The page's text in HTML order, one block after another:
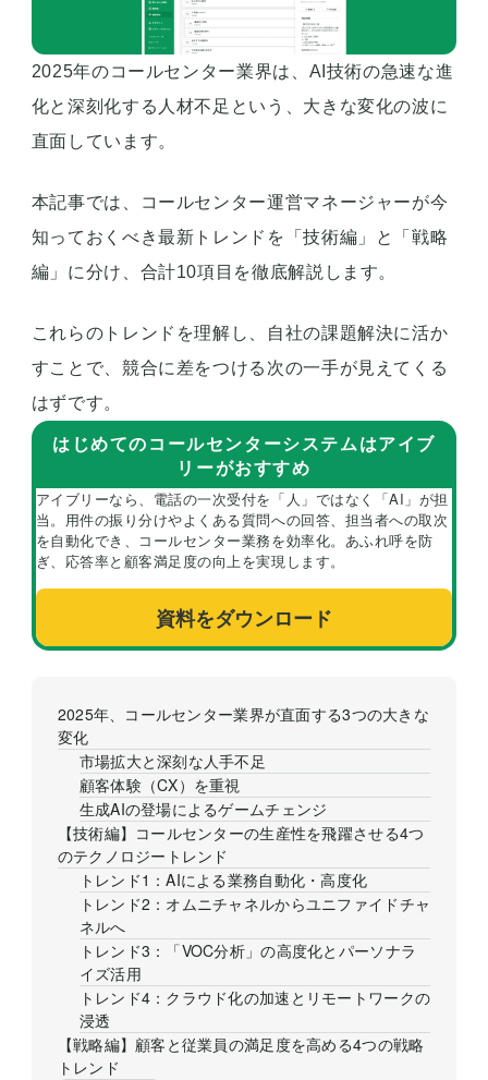
2025年のコールセンター業界は、AI技術の急速な進
化と深刻化する人材不足という、大きな変化の波に
直面しています。
本記事では、コールセンター運営マネージャーが今
知っておくべき最新トレンドを「技術編」と「戦略
編」に分け、合計10項目を徹底解説します。
これらのトレンドを理解し、自社の課題解決に活か
すことで、競合に差をつける次の一手が見えてくる
はずです。
はじめてのコールセンターシステムはアイブ
リーがおすすめ
アイブリーなら、電話の一次受付を「人」ではなく「AI」が担
当。用件の振り分けやよくある質問への回答、担当者への取次
を自動化でき、コールセンター業務を効率化。あふれ呼を防
ぎ、応答率と顧客満足度の向上を実現します。
資料をダウンロード
2025年、コールセンター業界が直面する3つの大きな
変化
市場拡大と深刻な人手不足
顧客体験（CX）を重視
生成AIの登場によるゲームチェンジ
【技術編】コールセンターの生産性を飛躍させる4つ
のテクノロジートレンド
トレンド1：AIによる業務自動化・高度化
トレンド2：オムニチャネルからユニファイドチャ
ネルへ
トレンド3：「VOC分析」の高度化とパーソナラ
イズ活用
トレンド4：クラウド化の加速とリモートワークの
浸透
【戦略編】顧客と従業員の満足度を高める4つの戦略
トレンド